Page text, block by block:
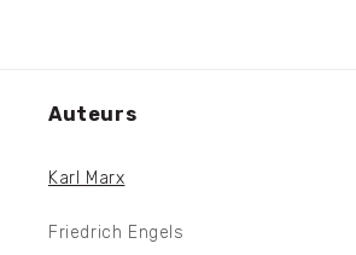
Auteurs
Karl Marx
Friedrich Engels